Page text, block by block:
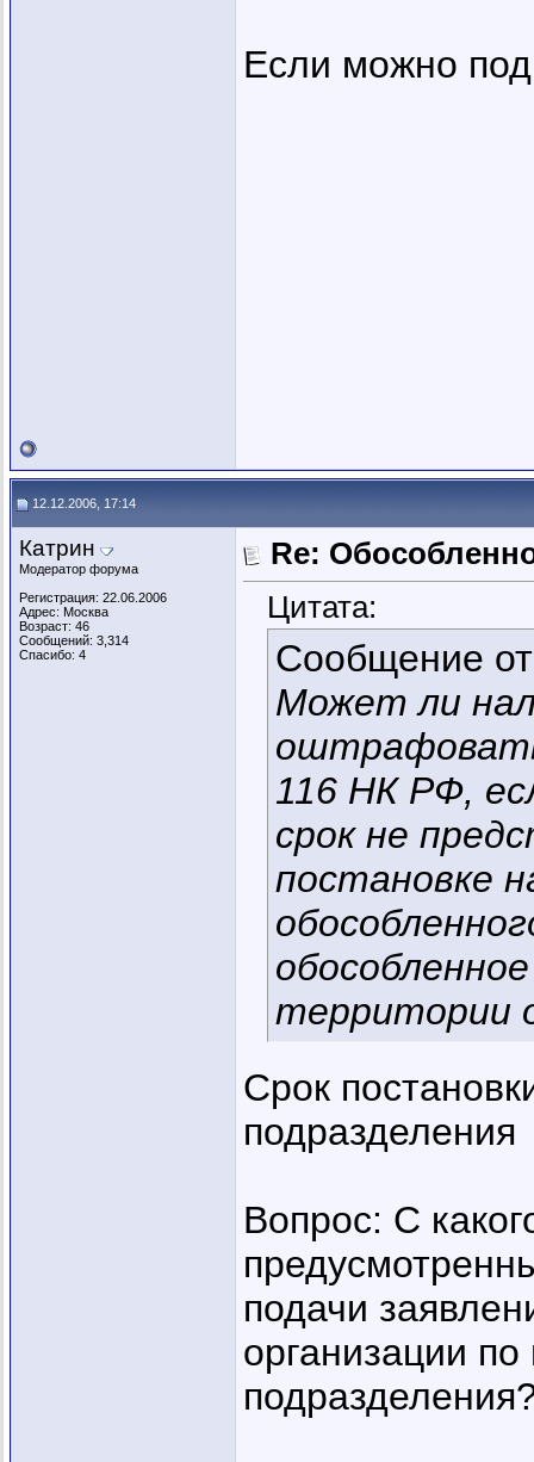
Если можно
12.12.2006, 17:14
Катрин
Модератор форума
Регистрация: 22.06.2006
Адрес: Москва
Возраст: 46
Сообщений: 3,314
Спасибо: 4
Re:
Цитата:
Сообщение
Может ли
116 НК РФ,
срок не
постановке
территории
Срок
подразделения
Вопрос: С
подачи
организации